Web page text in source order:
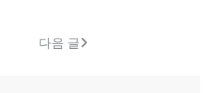
다음 글